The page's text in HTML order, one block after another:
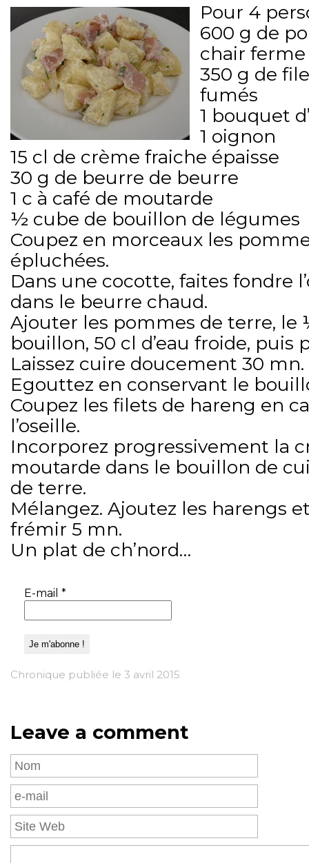
Pour 4
600 g de
chair ferme
350 g de
fumés
1 bouquet
1 oignon
15 cl de crème fraiche épaisse
30 g de beurre de beurre
1 c à café de moutarde
½ cube de bouillon de légumes
Coupez en morceaux les
épluchées.
Dans une cocotte, faites fondre
dans le beurre chaud.
Ajouter les pommes de terre, le
bouillon, 50 cl d’eau froide, puis
Laissez cuire doucement 30 mn.
Egouttez en conservant le
Coupez les filets de hareng en
l’oseille.
Incorporez progressivement la
moutarde dans le bouillon de
de terre.
Mélangez. Ajoutez les harengs
frémir 5 mn.
Un plat de ch’nord…
E-mail *
Chronique publiée le 3 avril 2015
Leave a comment